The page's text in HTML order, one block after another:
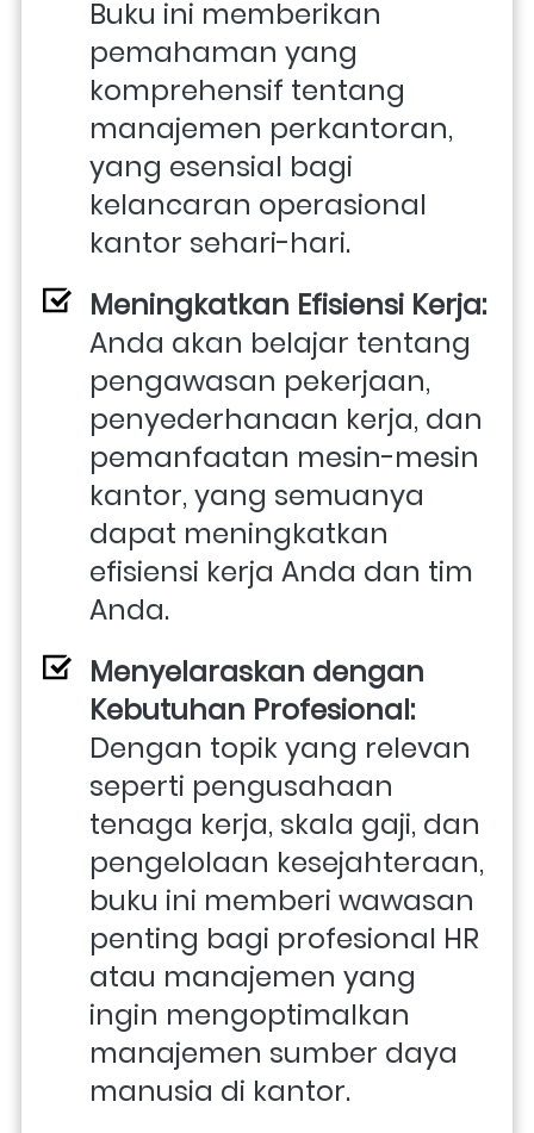
Buku ini memberikan
pemahaman yang
komprehensif tentang
manajemen perkantoran,
yang esensial bagi
kelancaran operasional
kantor sehari-hari.
Meningkatkan Efisiensi Kerja:
Anda akan belajar tentang
pengawasan pekerjaan,
penyederhanaan kerja, dan
pemanfaatan mesin-mesin
kantor, yang semuanya
dapat meningkatkan
efisiensi kerja Anda dan tim
Anda.
Menyelaraskan dengan
Dengan topik yang relevan
seperti pengusahaan
tenaga kerja, skala gaji, dan
pengelolaan kesejahteraan,
buku ini memberi wawasan
penting bagi profesional HR
atau manajemen yang
ingin mengoptimalkan
manajemen sumber daya
manusia di kantor.